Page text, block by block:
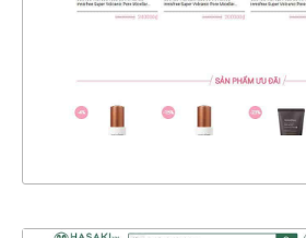
XEM THỰC TẾ